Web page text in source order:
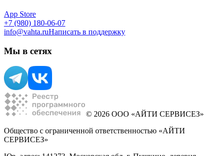
App Store
+7 (980) 180-06-07
info@vahta.ruНаписать в поддержку
Мы в сетях
© 2026 ООО «АЙТИ СЕРВИСЕЗ»
Общество с ограниченной ответственностью «АЙТИ
СЕРВИСЕЗ»